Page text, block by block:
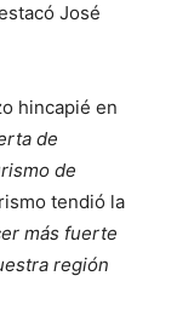
José
hincapié en
de
de
tendió la
más fuerte
región